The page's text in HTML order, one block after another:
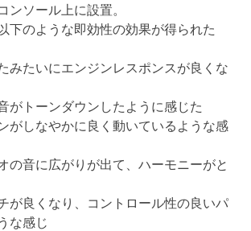
ソール上に設置。
下のような即効性の効果が得られた
みたいにエンジンレスポンスが良くな
がトーンダウンしたように感じた
がしなやかに良く動いているような感
の音に広がりが出て、ハーモニーがと
が良くなり、コントロール性の良いパ
な感じ